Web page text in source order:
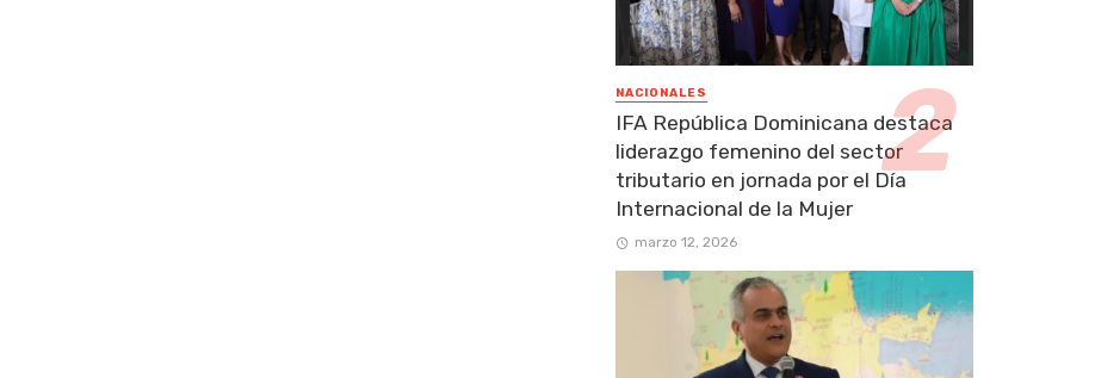
NACIONALES
IFA República Dominicana destaca
liderazgo femenino del sector
tributario en jornada por el Día
Internacional de la Mujer
marzo 12, 2026